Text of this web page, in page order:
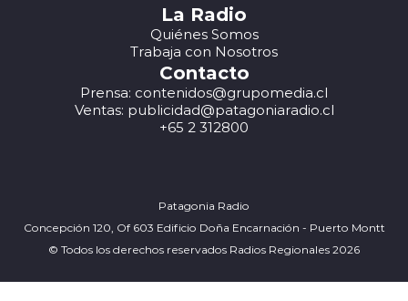
La Radio
Quiénes Somos
Trabaja con Nosotros
Contacto
Prensa: contenidos@grupomedia.cl
Ventas: publicidad@patagoniaradio.cl
+65 2 312800
Patagonia Radio
Concepción 120, Of 603 Edificio Doña Encarnación - Puerto Montt
© Todos los derechos reservados Radios Regionales 2026